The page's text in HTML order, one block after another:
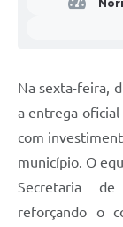
Na sexta-feira,
a entrega oficial
com
município. O
Secretaria de
reforçando o